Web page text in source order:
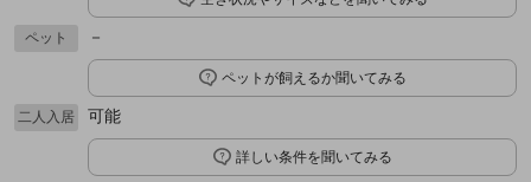
ペット －
ペットが飼えるか聞いてみる
二人入居 可能
詳しい条件を聞いてみる